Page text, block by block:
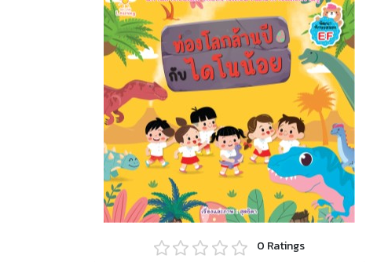
0 Ratings